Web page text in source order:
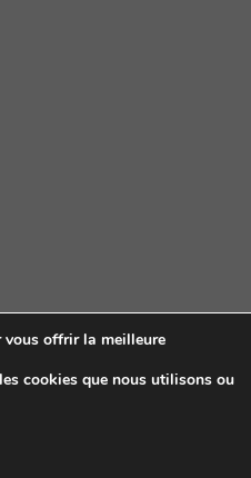
vous offrir la meilleure
cookies que nous utilisons ou